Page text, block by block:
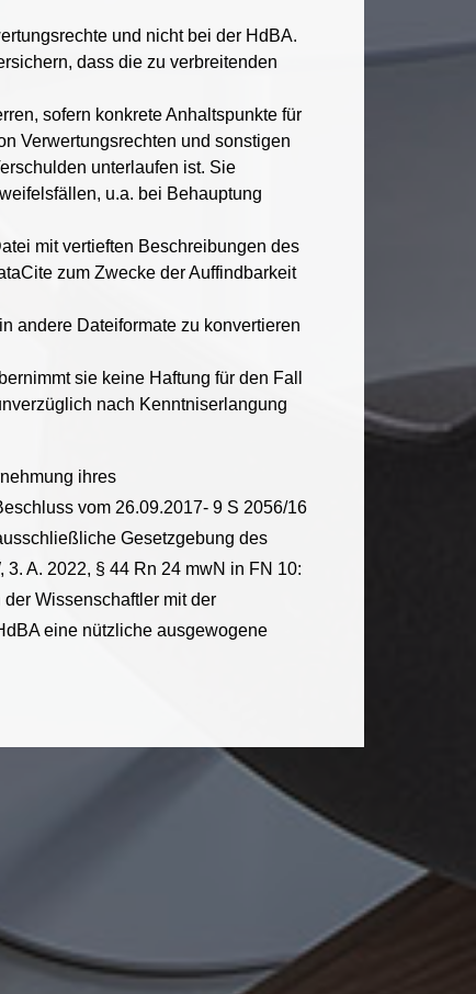
und nicht bei der HdBA.
dass die zu verbreitenden
sofern konkrete Anhaltspunkte für
Verwertungsrechten und sonstigen
unterlaufen ist. Sie
u.a. bei Behauptung
mit vertieften Beschreibungen des
zum Zwecke der Auffindbarkeit
andere Dateiformate zu konvertieren
sie keine Haftung für den Fall
nach Kenntniserlangung
ihres
vom 26.09.2017- 9 S 2056/16
Gesetzgebung des
A. 2022, § 44 Rn 24 mwN in FN 10:
Wissenschaftler mit der
eine nützliche ausgewogene